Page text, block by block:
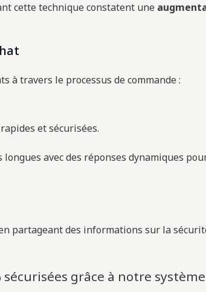
cette technique constatent une
à travers le processus de commande :
et sécurisées.
avec des réponses dynamiques
partageant des informations sur la
sécurisées grâce à notre